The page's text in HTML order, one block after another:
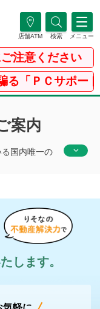
店舗ATM 検索 メニュー
ください
サポート詐欺
案内
国内唯一の
し、幅広い
します。